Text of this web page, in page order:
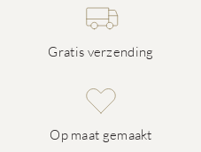
Gratis verzending
Op maat gemaakt